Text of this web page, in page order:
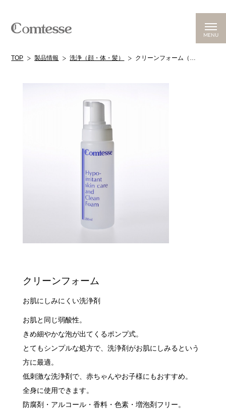
MENU
TOP 製品情報 洗浄（顔・体・髪） クリーンフォーム（お肌にしみにくい洗浄剤）
クリーンフォーム
お肌にしみにくい洗浄剤
お肌と同じ弱酸性。
きめ細やかな泡が出てくるポンプ式。
とてもシンプルな処方で、洗浄剤がお肌にしみるという
方に最適。
低刺激な洗浄剤で、赤ちゃんやお子様にもおすすめ。
全身に使用できます。
防腐剤・アルコール・香料・色素・増泡剤フリー。